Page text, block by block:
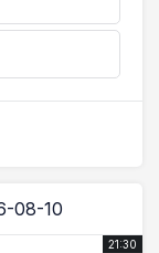
21:30